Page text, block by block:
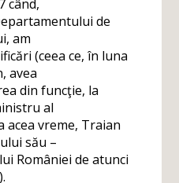
când,
de
am
(ceea ce, în luna
avea
din funcţie, la
al
vreme, Traian
său –
României de atunci